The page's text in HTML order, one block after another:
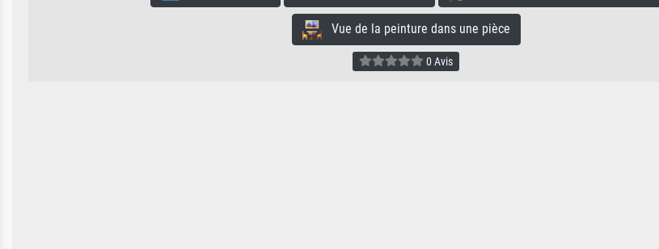
Vue de la peinture dans une pièce
0 Avis